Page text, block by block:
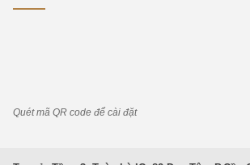
Quét mã QR code để cài đặt